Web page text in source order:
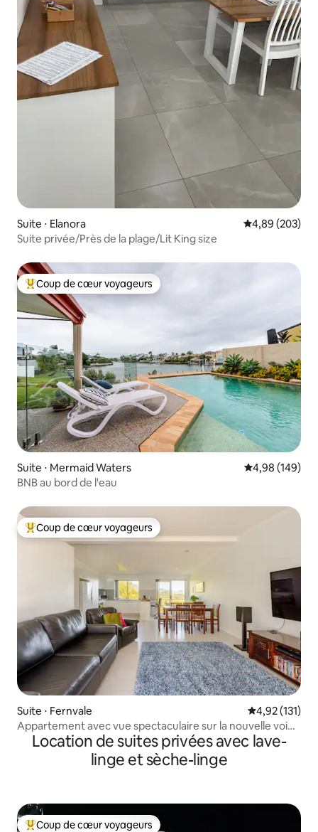
Suite ⋅ Elanora Évaluation
4,89 (203)
Suite privée/Près de la plage/Lit King size
Coups de cœur voyageurs les plus appréciés
Coup de cœur voyageurs
Suite ⋅ Mermaid Waters Évaluation
4,98 (149)
BNB au bord de l'eau
Coups de cœur voyageurs les plus appréciés
Coup de cœur voyageurs
Suite ⋅ Fernvale Évaluation
4,92 (131)
Appartement avec vue spectaculaire sur la nouvelle voie
verteLocation de suites privées avec lave-
linge et sèche-linge
Coup de cœur voyageurs